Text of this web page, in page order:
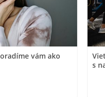
vám ako
s